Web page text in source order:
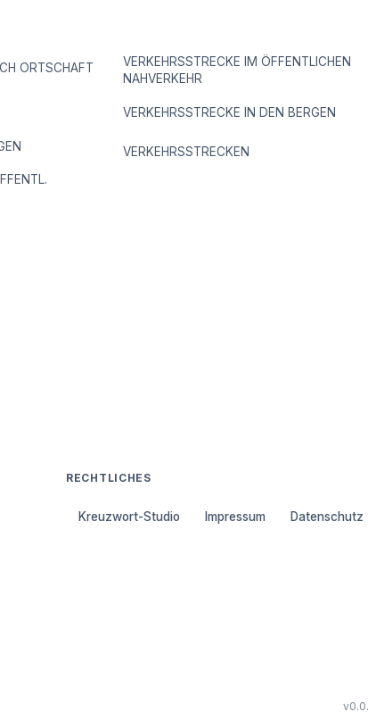
ORTSCHAFT
VERKEHRSSTRECKE IM ÖFFENTLICHEN
NAHVERKEHR
VERKEHRSSTRECKE IN DEN BERGEN
VERKEHRSSTRECKEN
RECHTLICHES
Kreuzwort-Studio Impressum Datenschutz